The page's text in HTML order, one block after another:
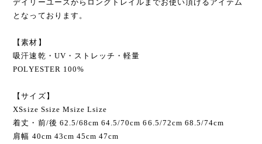
デイリーユースからロングトレイルまでお使い頂けるアイテム
となっております。
【素材】
吸汗速乾・UV・ストレッチ・軽量
POLYESTER 100%
【サイズ】
XSsize Ssize Мsize Lsize
着丈・前/後 62.5/68cm 64.5/70cm 66.5/72cm 68.5/74cm
肩幅 40cm 43cm 45cm 47cm